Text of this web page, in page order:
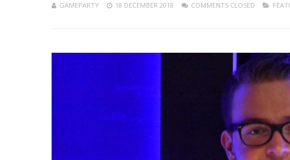
GAMEPARTY 18 DECEMBER 2018 COMMENTS CLOSED